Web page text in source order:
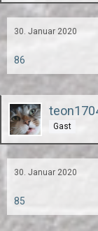
30. Januar 2020
86
Gast
30. Januar 2020
85